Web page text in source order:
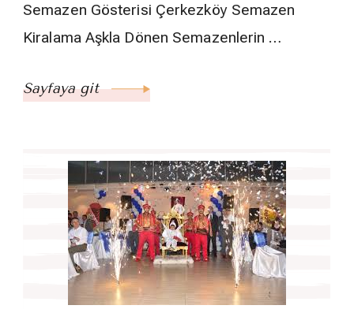
Semazen Gösterisi Çerkezköy Semazen
Kiralama Aşkla Dönen Semazenlerin …
Sayfaya git